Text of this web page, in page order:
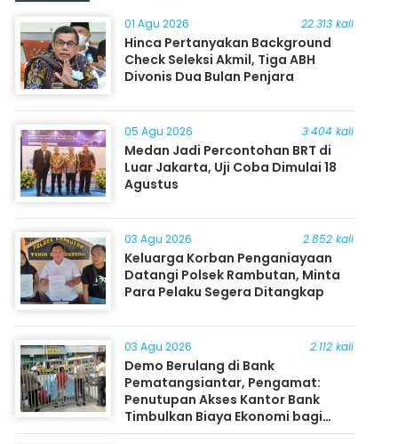
01 Agu 2026 22.313 kali
Hinca Pertanyakan Background
Check Seleksi Akmil, Tiga ABH
Divonis Dua Bulan Penjara
05 Agu 2026 3.404 kali
Medan Jadi Percontohan BRT di
Luar Jakarta, Uji Coba Dimulai 18
Agustus
03 Agu 2026 2.852 kali
Keluarga Korban Penganiayaan
Datangi Polsek Rambutan, Minta
Para Pelaku Segera Ditangkap
03 Agu 2026 2.112 kali
Demo Berulang di Bank
Pematangsiantar, Pengamat:
Penutupan Akses Kantor Bank
Timbulkan Biaya Ekonomi bagi
Masyarakat